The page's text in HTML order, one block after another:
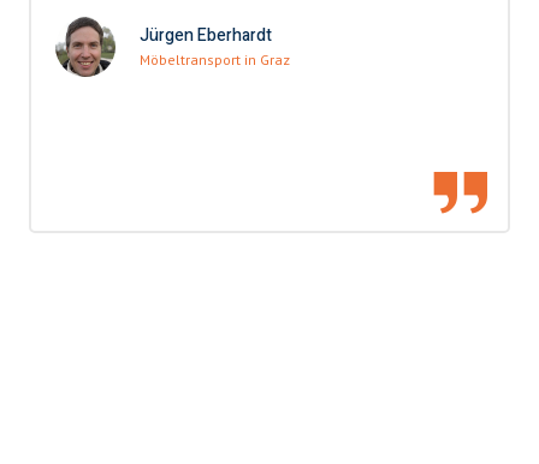
Jürgen Eberhardt
Möbeltransport in Graz